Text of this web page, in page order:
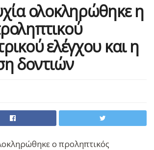
ολοκληρώθηκε η
ελέγχου και η
δοντιών
ο προληπτικός